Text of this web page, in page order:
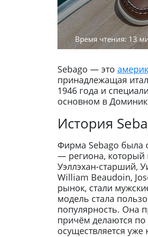
Время чтения: 13
Sebago — это
принадлежащая
1946 года и
основном в
История
Фирма Sebago была
— региона, который
Уэллэхан-старший,
William Beaudoin,
рынок, стали
модель стала
популярность. Она
причём делаются
осуществляется